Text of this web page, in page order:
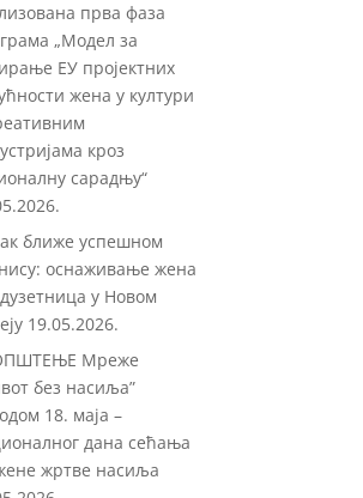
прва фаза
„Модел за
ЕУ пројектних
жена у култури
кроз
сарадњу“
ближе успешном
оснаживање жена
у Новом
19.05.2026.
Мреже
без насиља”
18. маја –
дана сећања
жртве насиља